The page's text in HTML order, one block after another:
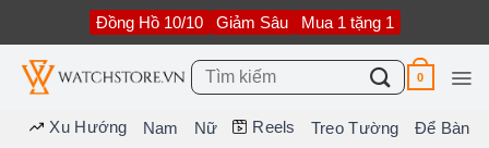
nội
dung
Đồng Hồ 10/10 Giảm Sâu Mua 1 tặng 1
Tìm
kiếm:
0
Xu Hướng Nam Nữ Reels Treo Tường Để Bàn